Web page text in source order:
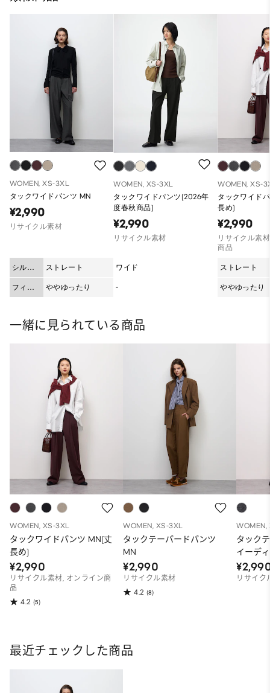
WOMEN, XS-3XL
タックワイドパンツ MN
¥2,990
リサイクル素材
シルエ
ット
ストレート
フィッ
ト
ややゆったり
WOMEN, XS-3XL
タックワイドパンツ(2026年
度春秋商品)
¥2,990
リサイクル素材
ワイド
-
WOMEN, XS-
タックワイド
長め)
¥2,990
リサイクル素
商品
ストレート
ややゆったり
一緒に見られている商品
WOMEN, XS-3XL
タックワイドパンツ MN(丈
長め)
¥2,990
リサイクル素材, オンライン商
品
4.2 (5)
WOMEN, XS-3XL
タックテーパードパンツ
MN
¥2,990
リサイクル素材
4.2 (8)
WOMEN,
タック
イーデ
リサイク
最近チェックした商品